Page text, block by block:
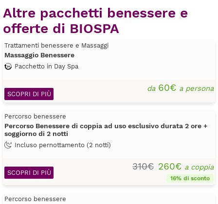
Altre pacchetti benessere e
offerte di BIOSPA
Trattamenti benessere e Massaggi
Massaggio Benessere
Pacchetto in Day Spa
da60€ a persona
SCOPRI DI PIÙ
Percorso benessere
Percorso Benessere di coppia ad uso esclusivo durata 2 ore +
soggiorno di 2 notti
Incluso pernottamento (2 notti)
310€ 260€ a coppia
16% di sconto
SCOPRI DI PIÙ
Percorso benessere